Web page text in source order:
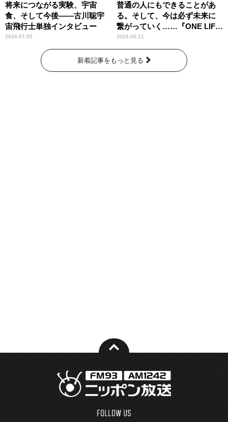
将来につながる実験、宇宙
食、そして今後――古川聡宇
宙飛行士単独インタビュー
2024.07.05
普通の人にもできることがあ
る。そして、今は必ず未来に
繋がっていく……『ONE LIFE
奇跡が繋いだ6000の命』
2024.06.21
新着記事をもっと見る